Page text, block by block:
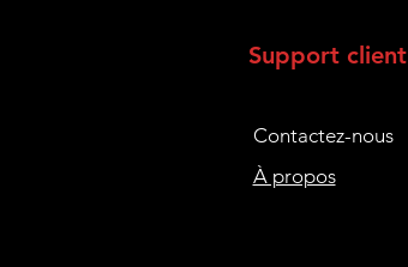
Support client
Contactez-nous
À propos